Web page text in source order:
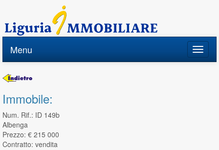
Toggle
Menu
Immobile:
Num. Rif.: ID 149b
Albenga
Prezzo: € 215 000
Contratto: vendita